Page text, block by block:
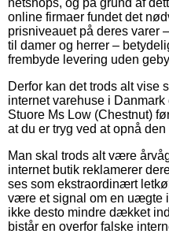
online firmaer fundet det
prisniveauet på deres varer
til damer og herrer –
frembyde levering uden
Derfor kan det trods alt vise
internet varehuse i
Stuore Ms Low (Chestnut)
at du er tryg ved at opnå
Man skal trods alt være
internet butik reklamerer
ses som ekstraordinært
være et signal om en uægte
ikke desto mindre dækket
bistår en overfor falske